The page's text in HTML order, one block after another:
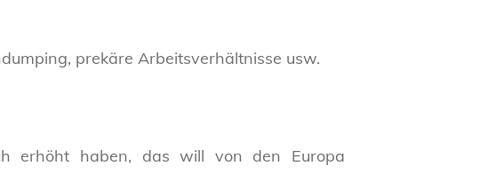
prekäre Arbeitsverhältnisse usw.
erhöht haben, das will von den Europa